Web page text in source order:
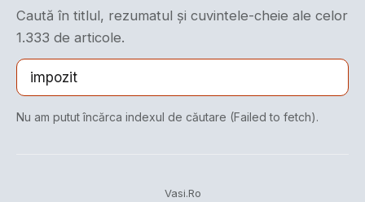
Caută în titlul, rezumatul și cuvintele-cheie ale celor
1.333 de articole.
Nu am putut încărca indexul de căutare (Failed to fetch).
Vasi.Ro